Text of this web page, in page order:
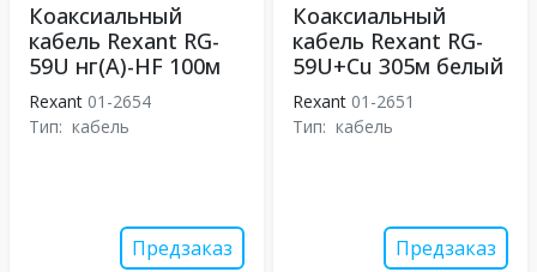
Коаксиальный
кабель Rexant RG-
59U нг(А)-HF 100м
Rexant 01-2654
Тип: кабель
Предзаказ
Коаксиальный
кабель Rexant RG-
59U+Cu 305м белый
Rexant 01-2651
Тип: кабель
Предзаказ